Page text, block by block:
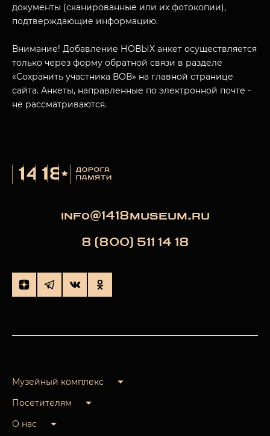
ПОСЕТИТЕЛЯМ
документы (сканированные или их фотокопии),
подтверждающие информацию.
Внимание! Добавление НОВЫХ анкет осуществляется
только через форму обратной связи в разделе
«Сохранить участника ВОВ» на главной странице
сайта. Анкеты, направленные по электронной почте -
не рассматриваются.
info@1418museum.ru
8 (800) 511 14 18
Музейный комплекс
Посетителям
О нас